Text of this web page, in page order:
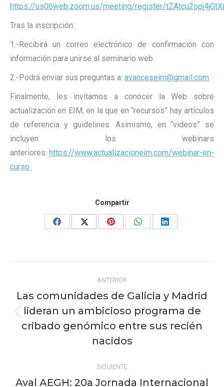
https://us06web.zoom.us/meeting/register/
Tras la inscripción:
1.-Recibirá un correo electrónico de confirmación con
información para unirse al seminario web.
2.-Podrá enviar sus preguntas a: avanceseim@gmail.com
Finalmente, les invitamos a conocer la Web sobre
actualización en EIM, en la que en “recursos” hay artículos
de referencia y guidelines. Asimismo, en “videos” se
incluyen los webinars
anteriores: https://www.actualizacioneim.com/webinar-en-
curso
Compartir
Share
Share
Share
Share
Share
entre
publicaciones
ANTERIOR
Publicación
anterior:
Las comunidades de Galicia y Madrid
lideran un ambicioso programa de
cribado genómico entre sus recién
nacidos
SIGUIENTE
Aval AEGH: 20a Jornada Internacional